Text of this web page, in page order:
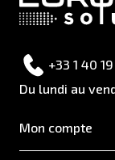
+33 1 40
Du lundi au
Mon compte